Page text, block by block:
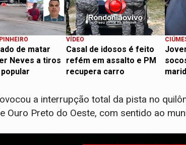
de matar
Neves a tiros
VÍDEO
Casal de idosos é feito
refém em assalto e PM
recupera carro
a interrupção total da pista no
Ouro Preto do Oeste, com sentido ao